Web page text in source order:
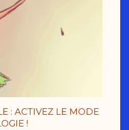
: ACTIVEZ LE MODE
!